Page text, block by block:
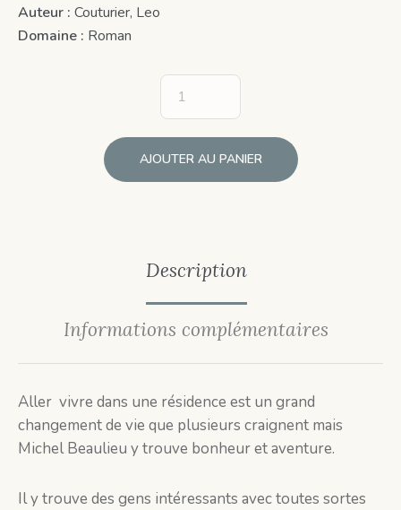
Auteur : Couturier, Leo
Domaine : Roman
AJOUTER AU PANIER
Description
Informations complémentaires
Aller vivre dans une résidence est un grand
changement de vie que plusieurs craignent mais
Michel Beaulieu y trouve bonheur et aventure.
Il y trouve des gens intéressants avec toutes sortes